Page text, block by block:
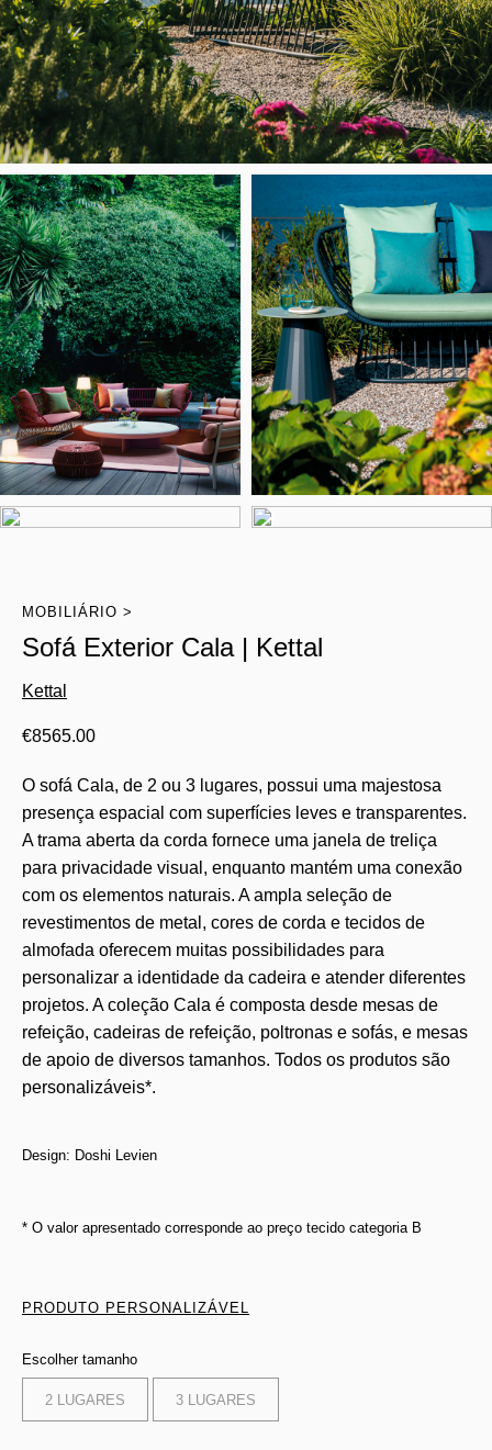
MOBILIÁRIO
Sofá Exterior Cala | Kettal
Kettal
€8565.00
O sofá Cala, de 2 ou 3 lugares, possui uma majestosa
presença espacial com superfícies leves e transparentes.
A trama aberta da corda fornece uma janela de treliça
para privacidade visual, enquanto mantém uma conexão
com os elementos naturais. A ampla seleção de
revestimentos de metal, cores de corda e tecidos de
almofada oferecem muitas possibilidades para
personalizar a identidade da cadeira e atender diferentes
projetos. A coleção Cala é composta desde mesas de
refeição, cadeiras de refeição, poltronas e sofás, e mesas
de apoio de diversos tamanhos. Todos os produtos são
personalizáveis*.
Design: Doshi Levien
* O valor apresentado corresponde ao preço tecido categoria B
PRODUTO PERSONALIZÁVEL
Escolher tamanho
2 LUGARES 3 LUGARES